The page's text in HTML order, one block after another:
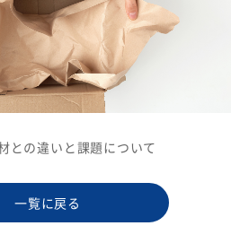
との違いと課題について
一覧に戻る